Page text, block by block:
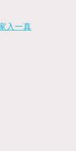
入一真